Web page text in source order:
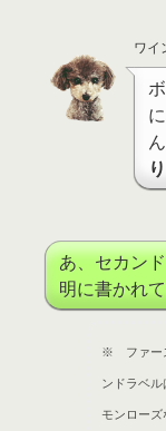
ワイ
あ、セカン
明に書かれ
※ ファー
ンドラベ
モンローズ